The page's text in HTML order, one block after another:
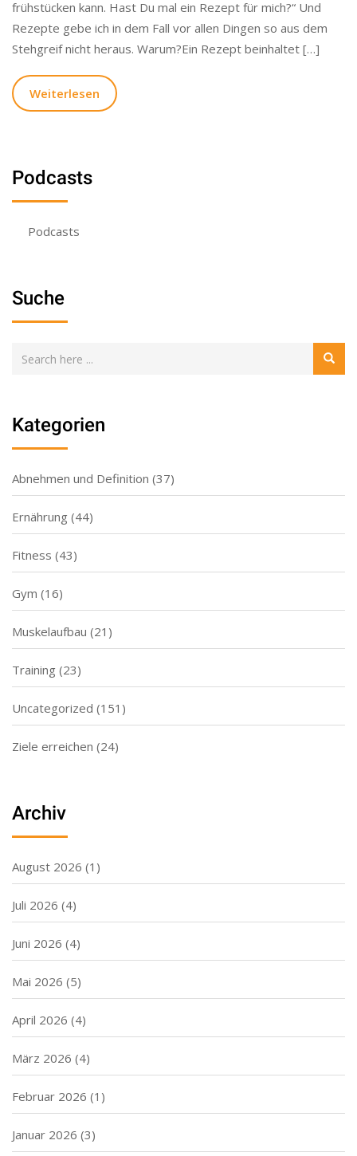
frühstücken kann. Hast Du mal ein Rezept für mich?“ Und
Rezepte gebe ich in dem Fall vor allen Dingen so aus dem
Stehgreif nicht heraus. Warum?Ein Rezept beinhaltet […]
Weiterlesen
Podcasts
Podcasts
Suche
Kategorien
Abnehmen und Definition (37)
Ernährung (44)
Fitness (43)
Gym (16)
Muskelaufbau (21)
Training (23)
Uncategorized (151)
Ziele erreichen (24)
Archiv
August 2026 (1)
Juli 2026 (4)
Juni 2026 (4)
Mai 2026 (5)
April 2026 (4)
März 2026 (4)
Februar 2026 (1)
Januar 2026 (3)